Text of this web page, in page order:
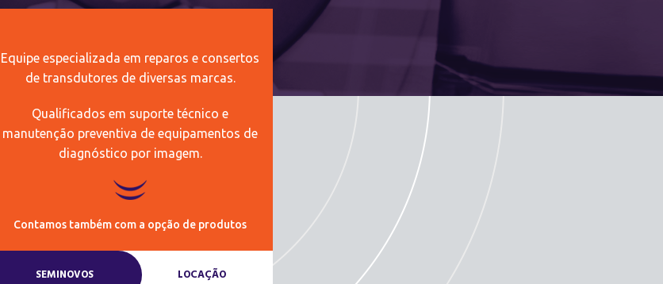
Equipe especializada em reparos e consertos
de transdutores de diversas marcas.
Qualificados em suporte técnico e
manutenção preventiva de equipamentos de
diagnóstico por imagem.
Contamos também com a opção de produtos
SEMINOVOS LOCAÇÃO